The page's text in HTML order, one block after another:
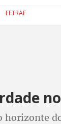
FETRAF
horizonte